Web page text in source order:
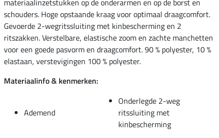
materiaalinzetstukken op de onderarmen en op de borst en
schouders. Hoge opstaande kraag voor optimaal draagcomfort.
Gevoerde 2-wegritssluiting met kinbescherming en 2
ritszakken. Verstelbare, elastische zoom en zachte manchetten
voor een goede pasvorm en draagcomfort. 90 % polyester, 10 %
elastaan, verstevigingen 100 % polyester.
Materiaalinfo & kenmerken:
Ademend
Onderlegde 2-weg
ritssluiting met
kinbescherming